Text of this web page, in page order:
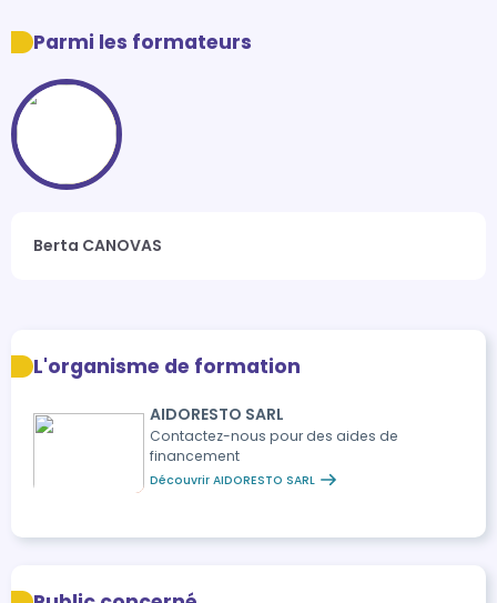
Parmi les formateurs
Berta CANOVAS
L'organisme de formation
AIDORESTO SARL
Contactez-nous pour des aides de
financement
Découvrir AIDORESTO SARL